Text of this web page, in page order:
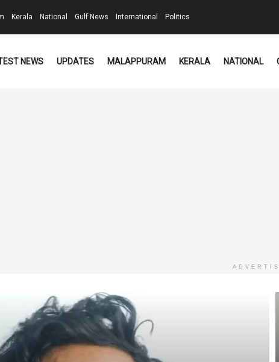
Kerala National Gulf News International Politics
NEWS UPDATES MALAPPURAM KERALA NATIONAL